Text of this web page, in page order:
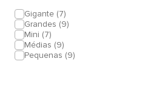
Gigante (7)
Grandes (9)
Mini (7)
Médias (9)
Pequenas (9)